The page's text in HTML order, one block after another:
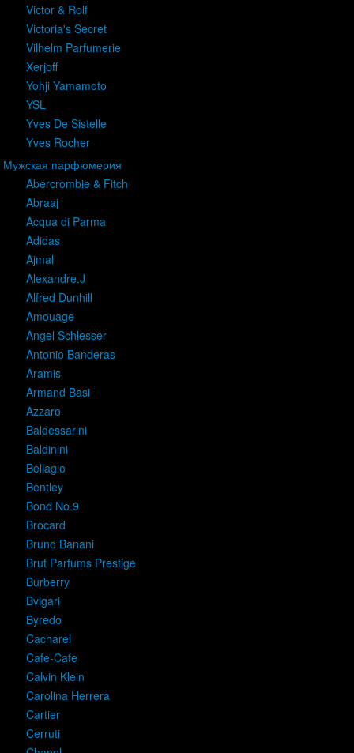
Victor & Rolf
Victoria's Secret
Vilhelm Parfumerie
Xerjoff
Yohji Yamamoto
YSL
Yves De Sistelle
Yves Rocher
Мужская парфюмерия
Abercrombie & Fitch
Abraaj
Acqua di Parma
Adidas
Ajmal
Alexandre.J
Alfred Dunhill
Amouage
Angel Schlesser
Antonio Banderas
Aramis
Armand Basi
Azzaro
Baldessarini
Baldinini
Bellagio
Bentley
Bond No.9
Brocard
Bruno Banani
Brut Parfums Prestige
Burberry
Bvlgari
Byredo
Cacharel
Cafe-Cafe
Calvin Klein
Carolina Herrera
Cartier
Cerruti